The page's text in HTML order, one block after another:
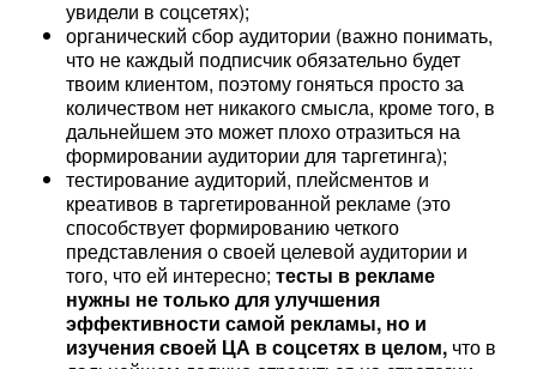
увидели в соцсетях);
органический сбор аудитории (важно понимать,
что не каждый подписчик обязательно будет
твоим клиентом, поэтому гоняться просто за
количеством нет никакого смысла, кроме того, в
дальнейшем это может плохо отразиться на
формировании аудитории для таргетинга);
тестирование аудиторий, плейсментов и
креативов в таргетированной рекламе (это
способствует формированию четкого
представления о своей целевой аудитории и
того, что ей интересно; тесты в рекламе
нужны не только для улучшения
эффективности самой рекламы, но и
изучения своей ЦА в соцсетях в целом, что в